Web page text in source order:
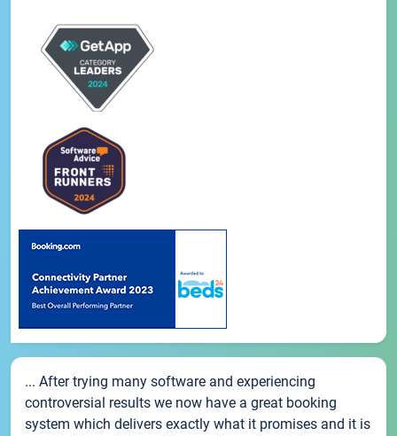
... After trying many software and experiencing
controversial results we now have a great booking
system which delivers exactly what it promises and it is